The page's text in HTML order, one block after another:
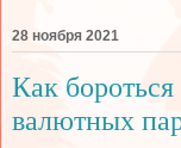
28 ноября 2021
Как
валютных